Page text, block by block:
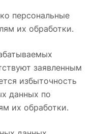
персональные
их обработки.
заявленным
избыточность
данных по
их обработки.